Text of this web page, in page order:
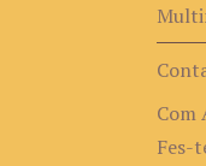
Com
Fes-